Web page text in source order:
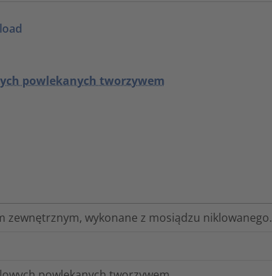
powlekanych tworzywem
zewnętrznym, wykonane z mosiądzu niklowanego.